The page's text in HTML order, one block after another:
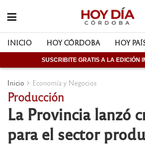
INICIO HOY CÓRDOBA HOY
SUSCRIBITE GRATIS A LA EDICIÓN
Inicio Economía y Negocios
Producción
La Provincia lanzó
para el sector